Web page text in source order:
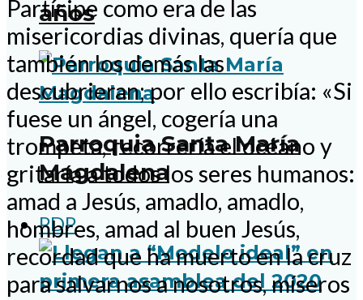
años
Parroquia Santa María
Magdalena
PDP
Partícipe como era de las
misericordias divinas, quería que
también los demás las
descubrieran; por ello escribía: «Si
fuese un ángel, cogería una
trompeta, recorrería el océano y
gritaría a todos los seres humanos:
amad a Jesús, amadlo, amadlo,
hombres, amad al buen Jesús,
recordad que ha muerto en la cruz
para salvarnos a nosotros, míseros